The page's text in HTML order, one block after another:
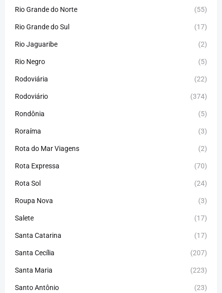
Rio Grande do Norte (55)
Rio Grande do Sul (17)
Rio Jaguaribe (2)
Rio Negro (5)
Rodoviária (22)
Rodoviário (374)
Rondônia (5)
Roraíma (3)
Rota do Mar Viagens (2)
Rota Expressa (70)
Rota Sol (24)
Roupa Nova (3)
Salete (17)
Santa Catarina (17)
Santa Cecília (207)
Santa Maria (223)
Santo Antônio (23)